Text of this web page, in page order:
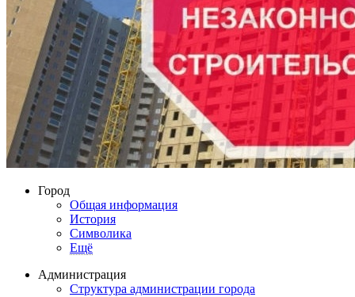
Город
Общая информация
История
Символика
Ещё
Администрация
Структура администрации города